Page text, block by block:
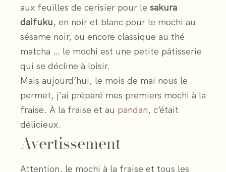
aux feuilles de cerisier pour le sakura
daifuku, en noir et blanc pour le mochi au
sésame noir, ou encore classique au thé
matcha … le mochi est une petite pâtisserie
qui se décline à loisir.
Mais aujourd’hui, le mois de mai nous le
permet, j’ai préparé mes premiers mochi à la
fraise. À la fraise et au pandan, c’était
délicieux.
Avertissement
Attention, le mochi à la fraise et tous les